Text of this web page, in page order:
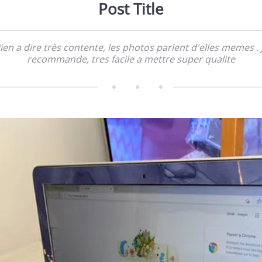
Post Title
a dire très contente, les photos parlent d'elles memes .
recommande, tres facile a mettre super qualite